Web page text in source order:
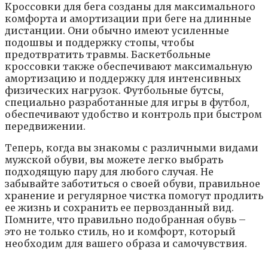
Кроссовки для бега созданы для максимального
комфорта и амортизации при беге на длинные
дистанции. Они обычно имеют усиленные
подошвы и поддержку стопы, чтобы
предотвратить травмы. Баскетбольные
кроссовки также обеспечивают максимальную
амортизацию и поддержку для интенсивных
физических нагрузок. Футбольные бутсы,
специально разработанные для игры в футбол,
обеспечивают удобство и контроль при быстром
передвижении.
Теперь, когда вы знакомы с различными видами
мужской обуви, вы можете легко выбрать
подходящую пару для любого случая. Не
забывайте заботиться о своей обуви, правильное
хранение и регулярное чистка помогут продлить
ее жизнь и сохранить ее первозданный вид.
Помните, что правильно подобранная обувь –
это не только стиль, но и комфорт, который
необходим для вашего образа и самочувствия.